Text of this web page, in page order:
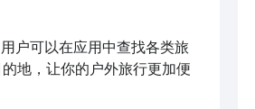
户可以在应用中查找各类旅
地，让你的户外旅行更加便